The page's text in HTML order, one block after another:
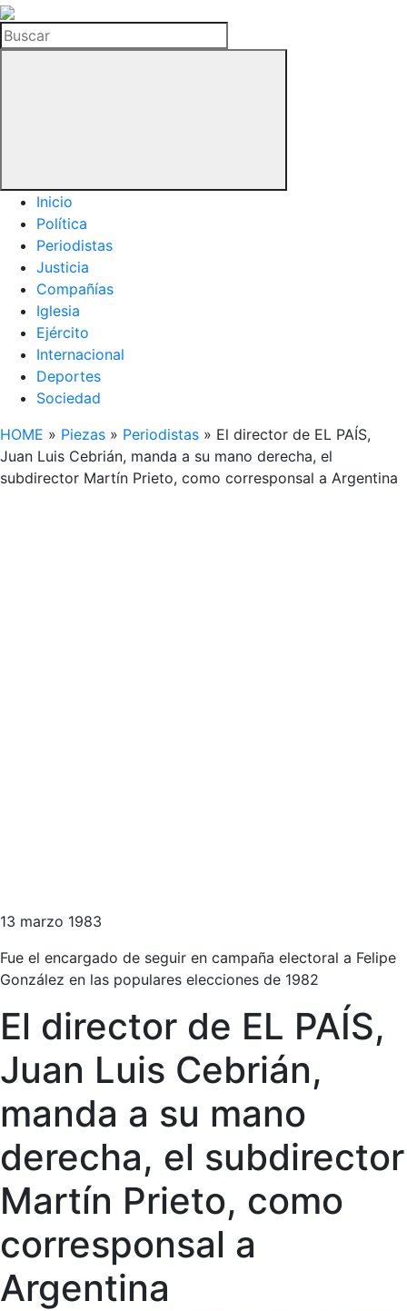
La
Hemeroteca
del
Buscar
Inicio
Política
Periodistas
Justicia
Compañías
Iglesia
Ejército
Internacional
Deportes
Sociedad
HOME » Piezas » Periodistas » El director de EL PAÍS,
Juan Luis Cebrián, manda a su mano derecha, el
subdirector Martín Prieto, como corresponsal a Argentina
13 marzo 1983
Fue el encargado de seguir en campaña electoral a Felipe
González en las populares elecciones de 1982
El director de EL PAÍS,
Juan Luis Cebrián,
manda a su mano
derecha, el subdirector
Martín Prieto, como
corresponsal a
Argentina